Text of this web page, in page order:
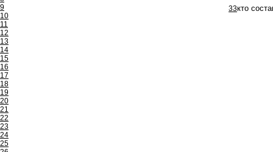
9
10
11
12
13
14
15
16
17
18
19
20
21
22
23
24
25
33кто